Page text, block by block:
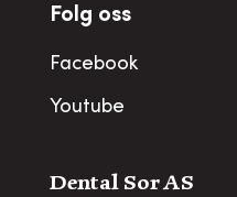
Folg oss
Facebook
Youtube
Dental Sor AS